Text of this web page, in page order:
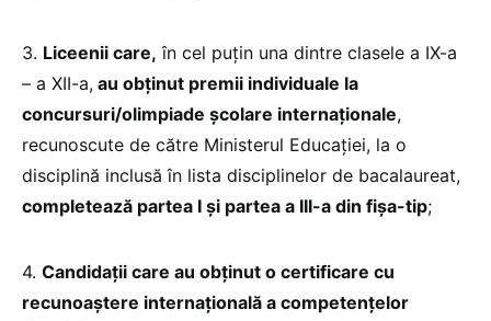
3. Liceenii care, în cel puțin una dintre clasele a IX-a
– a XII-a, au obținut premii individuale la
concursuri/olimpiade școlare internaționale,
recunoscute de către Ministerul Educației, la o
disciplină inclusă în lista disciplinelor de bacalaureat,
completează partea I și partea a III-a din fișa-tip;
4. Candidații care au obținut o certificare cu
recunoaștere internațională a competențelor